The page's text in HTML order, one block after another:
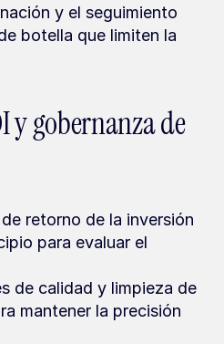
y el seguimiento
botella que limiten la
y gobernanza de
retorno de la inversión
para evaluar el
de calidad y limpieza de
mantener la precisión